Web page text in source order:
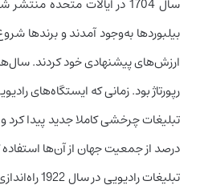
بیلبوردها به‌وجود آمدند و برندها
رپورتاژ بود. زمانی که ایستگاه‌های
درصد از جمعیت جهان از آن‌ها استفاده
تبلیغات